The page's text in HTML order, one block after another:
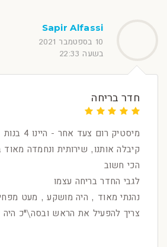
Sapir Alfassi
10 בספטמבר 2021
בשעה 22:33
חדר בריחה
מיסטיק
קיבלה אותנו, שירותית ונחמדה
הכי חשוב
לגבי החדר בריחה עצמו
נהנתי מאוד , היה מושקע , מעט
צריך להפעיל את הראש ובסה\"כ היה